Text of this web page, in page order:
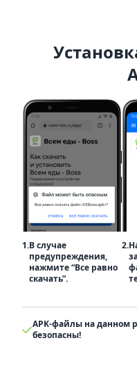
1.В случае
предупреждения,
нажмите “Все равно
скачать”.
2.
APK-файлы на данном
безопасны!